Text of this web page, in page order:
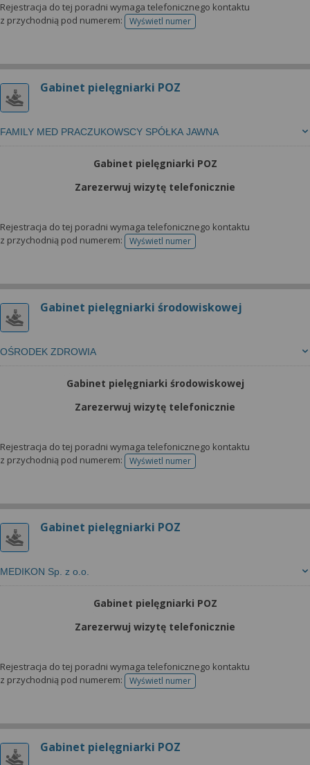
Rejestracja do tej poradni wymaga telefonicznego kontaktu
z przychodnią pod numerem:
Wyświetl numertelefonu do rejestracji
Gabinet pielęgniarki POZ
FAMILY MED PRACZUKOWSCY SPÓŁKA JAWNA
Gabinet pielęgniarki POZ
Zarezerwuj wizytę telefonicznie
Rejestracja do tej poradni wymaga telefonicznego kontaktu
z przychodnią pod numerem:
Wyświetl numertelefonu do rejestracji
Gabinet pielęgniarki środowiskowej
OŚRODEK ZDROWIA
Gabinet pielęgniarki środowiskowej
Zarezerwuj wizytę telefonicznie
Rejestracja do tej poradni wymaga telefonicznego kontaktu
z przychodnią pod numerem:
Wyświetl numertelefonu do rejestracji
Gabinet pielęgniarki POZ
MEDIKON Sp. z o.o.
Gabinet pielęgniarki POZ
Zarezerwuj wizytę telefonicznie
Rejestracja do tej poradni wymaga telefonicznego kontaktu
z przychodnią pod numerem:
Wyświetl numertelefonu do rejestracji
Gabinet pielęgniarki POZ